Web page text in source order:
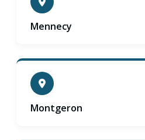
Mennecy
Montgeron